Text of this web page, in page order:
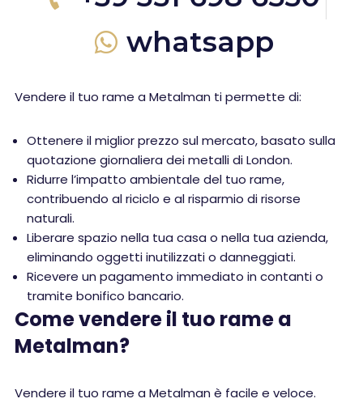
whatsapp
Vendere il tuo rame a Metalman ti permette di:
Ottenere il miglior prezzo sul mercato, basato sulla
quotazione giornaliera dei metalli di London.
Ridurre l’impatto ambientale del tuo rame,
contribuendo al riciclo e al risparmio di risorse
naturali.
Liberare spazio nella tua casa o nella tua azienda,
eliminando oggetti inutilizzati o danneggiati.
Ricevere un pagamento immediato in contanti o
tramite bonifico bancario.
Come vendere il tuo rame a
Metalman?
Vendere il tuo rame a Metalman è facile e veloce.